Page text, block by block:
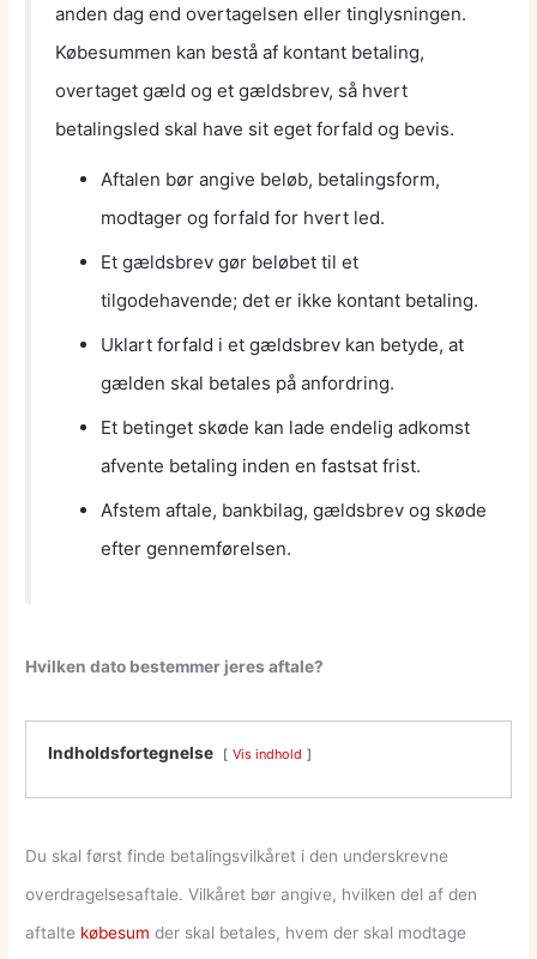
anden dag end overtagelsen eller tinglysningen.
Købesummen kan bestå af kontant betaling,
overtaget gæld og et gældsbrev, så hvert
betalingsled skal have sit eget forfald og bevis.
Aftalen bør angive beløb, betalingsform,
modtager og forfald for hvert led.
Et gældsbrev gør beløbet til et
tilgodehavende; det er ikke kontant betaling.
Uklart forfald i et gældsbrev kan betyde, at
gælden skal betales på anfordring.
Et betinget skøde kan lade endelig adkomst
afvente betaling inden en fastsat frist.
Afstem aftale, bankbilag, gældsbrev og skøde
efter gennemførelsen.
Hvilken dato bestemmer jeres aftale?
Indholdsfortegnelse Vis indhold
Du skal først finde betalingsvilkåret i den underskrevne
overdragelsesaftale. Vilkåret bør angive, hvilken del af den
aftalte købesum der skal betales, hvem der skal modtage